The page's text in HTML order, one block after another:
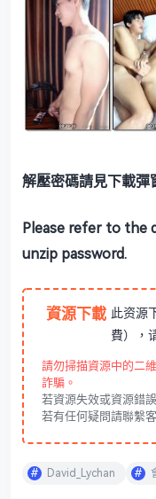
解壓密碼請見下載彈
Please refer to the
unzip password.
資源下載 此资源
費），
請勿掃描資源中的二
詐騙。
若資源失效或資源錯
若有任何疑問請聯繫
David_Lychan